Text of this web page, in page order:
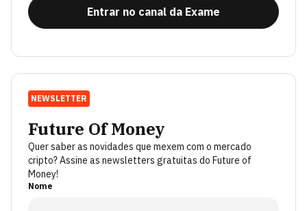
Entrar no canal da Exame
NEWSLETTER
Future Of Money
Quer saber as novidades que mexem com o mercado
cripto? Assine as newsletters gratuitas do Future of
Money!
Nome